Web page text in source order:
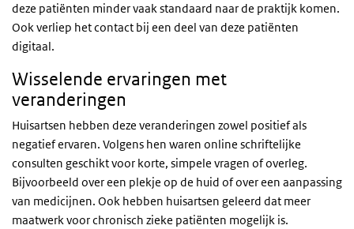
deze patiënten minder vaak standaard naar de praktijk komen.
Ook verliep het contact bij een deel van deze patiënten
digitaal.
Wisselende ervaringen met
veranderingen
Huisartsen hebben deze veranderingen zowel positief als
negatief ervaren. Volgens hen waren online schriftelijke
consulten geschikt voor korte, simpele vragen of overleg.
Bijvoorbeeld over een plekje op de huid of over een aanpassing
van medicijnen. Ook hebben huisartsen geleerd dat meer
maatwerk voor chronisch zieke patiënten mogelijk is.